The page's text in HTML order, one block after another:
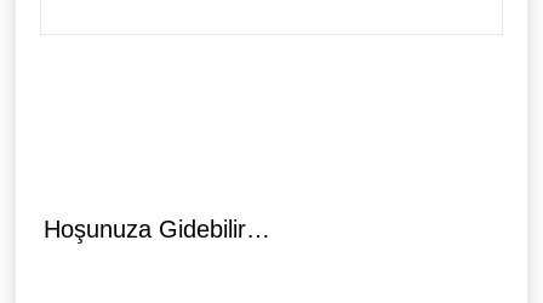
Hoşunuza Gidebilir…